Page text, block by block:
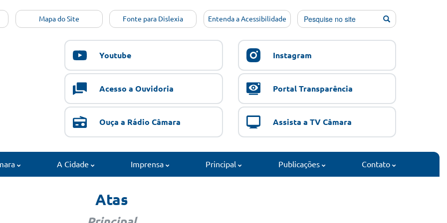
Mapa do Site Fonte para Dislexia Entenda a Acessibilidade
Youtube Instagram
Acesso a Ouvidoria Portal Transparência
Ouça a Rádio Câmara Assista a TV Câmara
A Cidade Imprensa Principal Publicações Contato
Atas